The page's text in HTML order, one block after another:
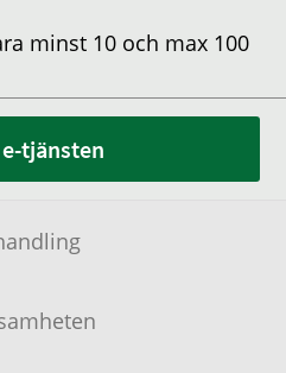
minst 10 och max 100
tjänsten